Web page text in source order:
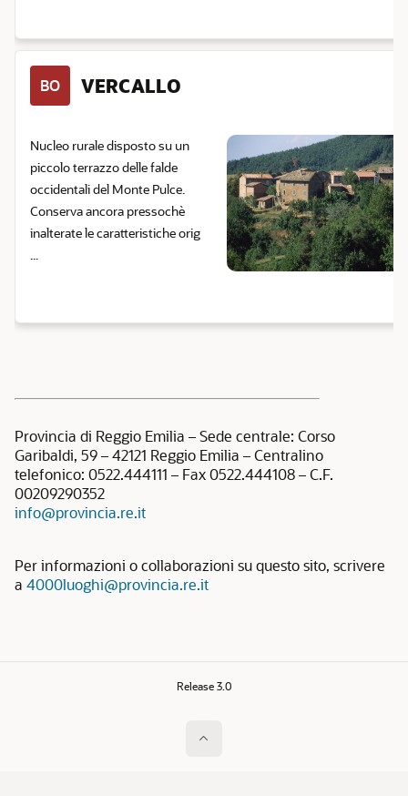
BO VERCALLO
Nucleo rurale disposto su un
piccolo terrazzo delle falde
occidentali del Monte Pulce.
Conserva ancora pressochè
inalterate le caratteristiche orig
...
Provincia di Reggio Emilia – Sede centrale: Corso
Garibaldi, 59 – 42121 Reggio Emilia – Centralino
telefonico: 0522.444111 – Fax 0522.444108 – C.F.
00209290352
info@provincia.re.it
Per informazioni o collaborazioni su questo sito, scrivere
a 4000luoghi@provincia.re.it
Release 3.0